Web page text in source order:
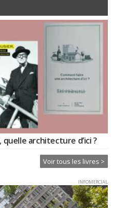
quelle architecture d’ici ?
Voir tous les livres >
INFOMERCIAL